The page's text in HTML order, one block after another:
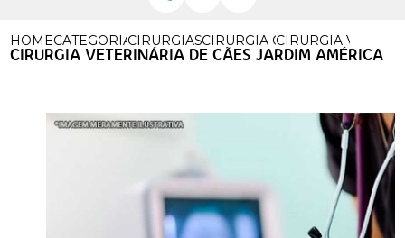
HOMECATEGORIASCIRURGIAS VETERINARIAS
CIRURGIA OFTALMOLOGICA
CIRURGIA
CIRURGIA VETERINÁRIA DE CÃES JARDIM AMÉRICA